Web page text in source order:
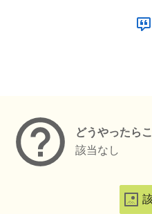
どうやったら
該当なし